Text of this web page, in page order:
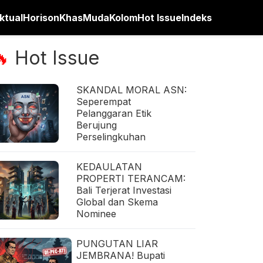
HorisonKhasMudaKolomHot IssueIndeks
Hot Issue
SKANDAL MORAL ASN:
Seperempat
Pelanggaran Etik
Berujung
Perselingkuhan
KEDAULATAN
PROPERTI TERANCAM:
Bali Terjerat Investasi
Global dan Skema
Nominee
PUNGUTAN LIAR
JEMBRANA! Bupati